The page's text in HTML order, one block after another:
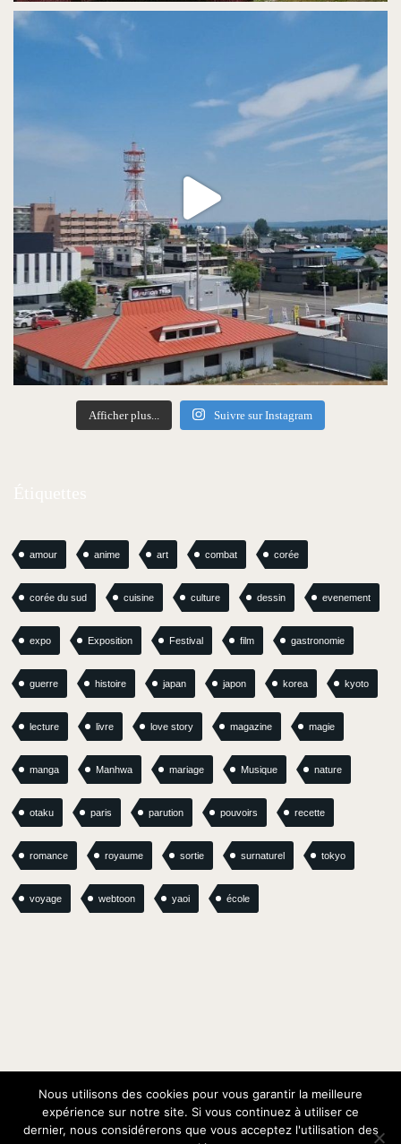
Afficher plus... Suivre sur Instagram
amour anime art combat corée
corée du sud cuisine culture dessin evenement
expo Exposition Festival film gastronomie
guerre histoire japan japon korea kyoto
lecture livre love story magazine magie
manga Manhwa mariage Musique nature
otaku paris parution pouvoirs recette
romance royaume sortie surnaturel tokyo
voyage webtoon yaoi école
© Oracom / Oracom Media Solutions
Nous utilisons des cookies pour vous garantir la meilleure
expérience sur notre site. Si vous continuez à utiliser ce
dernier, nous considérerons que vous acceptez l'utilisation des